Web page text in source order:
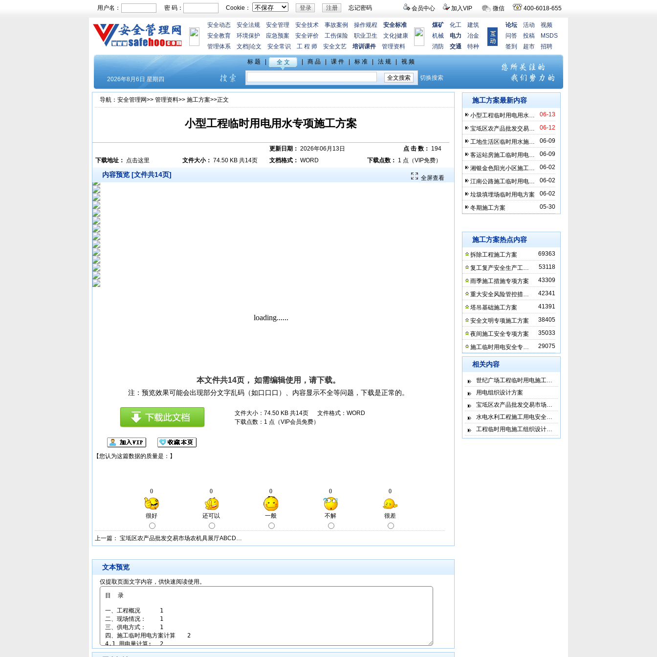
会员中心 加入VIP 微信 400-6018-655
用户名： 密 码： Cookie： 忘记密码
安全动态 安全法规 安全管理 安全技术 事故案例 操作规程
安全标准
安全教育
环境保护 应急预案 安全评价 工伤保险 职业卫生 文化 健康
管理体系
文档 论文 安全常识 工 程 师 安全文艺 培训课件 管理资料
煤矿 化工
建筑
机械
电力
冶金
消防
交通 特种
论坛 活动
视频
问答
投稿
MSDS
签到
超市 招聘
导航： 安全管理网>> 管理资料>> 施工方案>>正文
小型工程临时用电用水专项施工方案
更新日期： 2026年06月13日 点 击 数： 194
下载地址：
点击这里 文件大小： 74.50 KB 共14页 文档格式： WORD 下载点数： 1 点（VIP免费）
全屏查看
内容预览 [文件共14页]
本文件共14页， 如需编辑使用，请下载。
注：预览效果可能会出现部分文字乱码（如口口口）、内容显示不全等问题，下载是正常的。
文件大小：74.50 KB 共14页 文件格式：WORD
下载点数：1 点（VIP会员免费）
上一篇： 宝坻区农产品批发交易市场农机具展厅ABCD…
文本预览
仅提取页面文字内容，供快速阅读使用。
施工方案最新内容
06-13
小型工程临时用电用水…
06-12
宝坻区农产品批发交易…
06-09
工地生活区临时用水施…
06-09
客运站房施工临时用电…
06-02
湘银金色阳光小区施工…
06-02
江南公路施工临时用电…
06-02
垃圾填埋场临时用电方案
05-30
冬期施工方案
施工方案热点内容
69363
拆除工程施工方案
53118
复工复产安全生产工…
43309
雨季施工措施专项方案
42341
重大安全风险管控措…
41391
塔吊基础施工方案
38405
安全文明专项施工方案
35033
夜间施工安全专项方案
29075
施工临时用电安全专…
相关内容
世纪广场工程临时用电施工…
用电组织设计方案
宝坻区农产品批发交易市场…
水电水利工程施工用电安全…
工程临时用电施工组织设计…